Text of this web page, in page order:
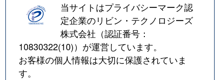
当サイトはプライバシーマーク認
定企業のリビン・テクノロジーズ
株式会社（認証番号：
10830322(10)）が運営しています。
お客様の個人情報は大切に保護されていま
す。